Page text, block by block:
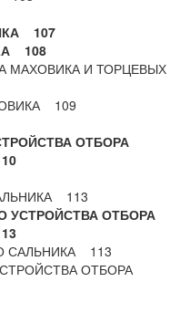
107
108
МАХОВИКА И ТОРЦЕВЫХ
109
ОТБОРА
113
УСТРОЙСТВА ОТБОРА
САЛЬНИКА 113
ОТБОРА